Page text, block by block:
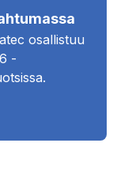
osallistuu
-